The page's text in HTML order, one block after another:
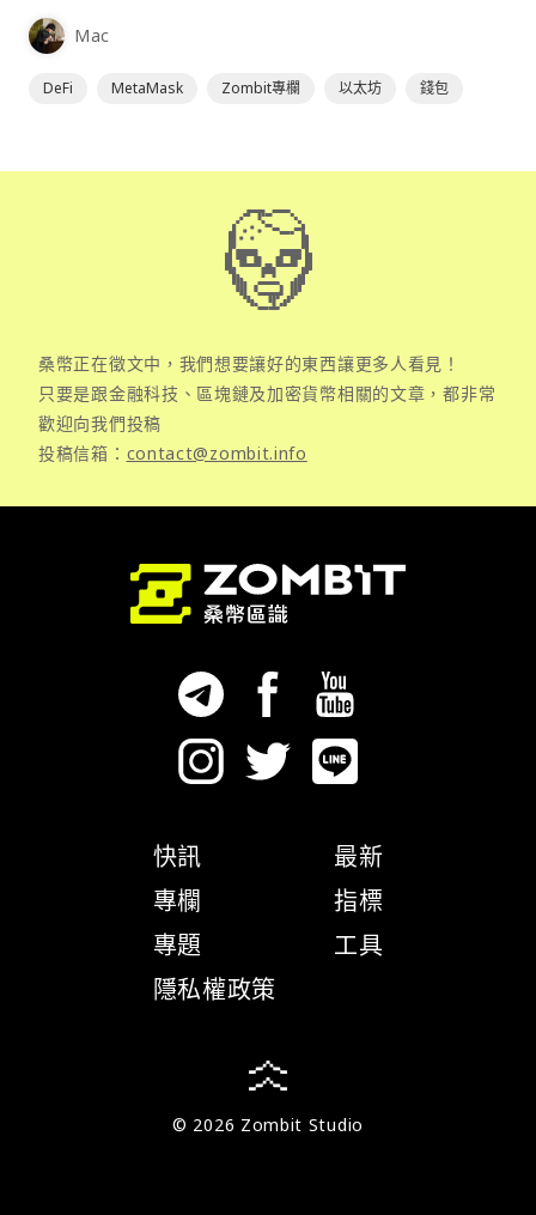
為插件使用，具備許多功能且使用上非常方便。
Mac
DeFi MetaMask Zombit專欄 以太坊 錢包
桑幣正在徵文中，我們想要讓好的東西讓更多人看見！
只要是跟金融科技、區塊鏈及加密貨幣相關的文章，都非常
歡迎向我們投稿
投稿信箱： contact@zombit.info
快訊
專欄
專題
隱私權政策
最新
指標
工具
© 2026 Zombit Studio